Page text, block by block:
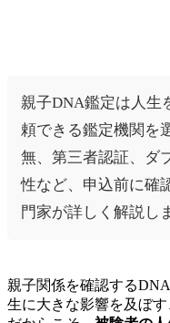
親子DNA鑑定は人生
頼できる鑑定機関を
無、第三者認証、ダ
性など、申込前に確
門家が詳しく解説し
親子関係を確認する
生に大きな影響を及ぼす